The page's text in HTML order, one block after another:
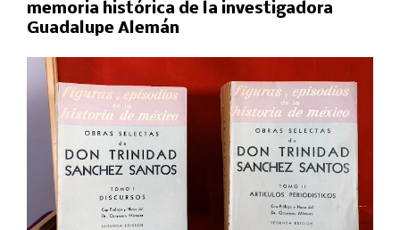
memoria histórica de la investigadora
Guadalupe Alemán